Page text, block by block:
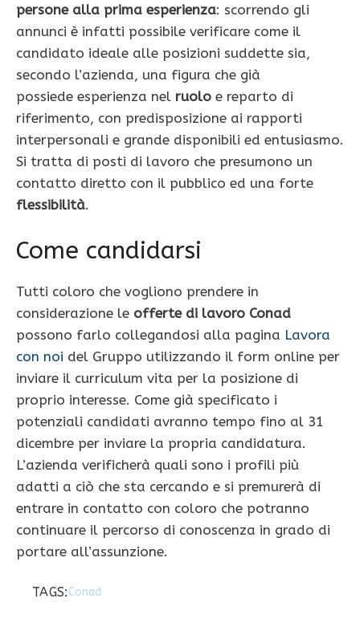
persone alla prima esperienza: scorrendo gli
annunci è infatti possibile verificare come il
candidato ideale alle posizioni suddette sia,
secondo l’azienda, una figura che già
possiede esperienza nel ruolo e reparto di
riferimento, con predisposizione ai rapporti
interpersonali e grande disponibili ed entusiasmo.
Si tratta di posti di lavoro che presumono un
contatto diretto con il pubblico ed una forte
flessibilità.
Come candidarsi
Tutti coloro che vogliono prendere in
considerazione le offerte di lavoro Conad
possono farlo collegandosi alla pagina Lavora
con noi del Gruppo utilizzando il form online per
inviare il curriculum vita per la posizione di
proprio interesse. Come già specificato i
potenziali candidati avranno tempo fino al 31
dicembre per inviare la propria candidatura.
L’azienda verificherà quali sono i profili più
adatti a ciò che sta cercando e si premurerà di
entrare in contatto con coloro che potranno
continuare il percorso di conoscenza in grado di
portare all’assunzione.
TAGS:Conad